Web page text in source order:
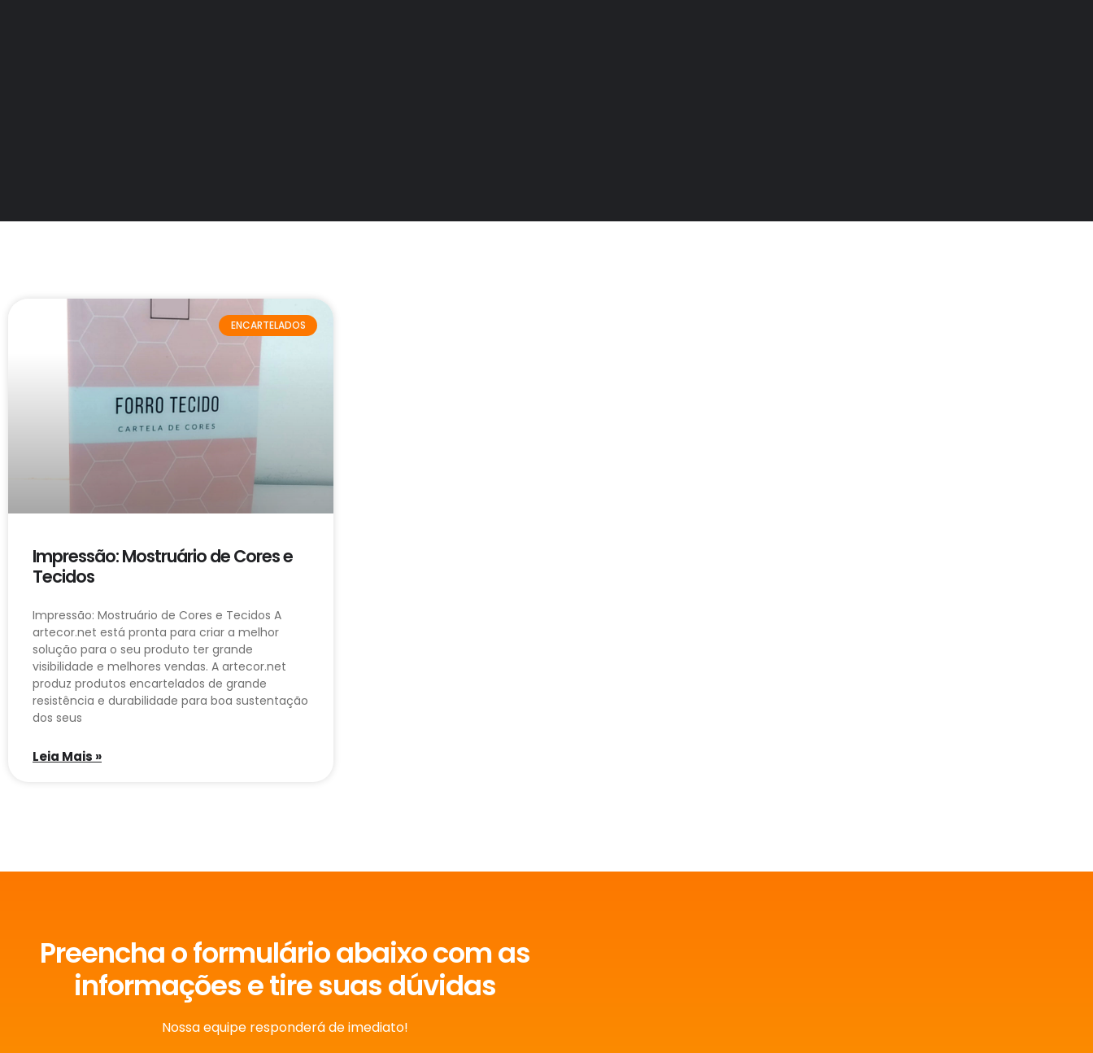
ENCARTELADOS
Impressão: Mostruário de Cores e
Tecidos
Impressão: Mostruário de Cores e Tecidos A
artecor.net está pronta para criar a melhor
solução para o seu produto ter grande
visibilidade e melhores vendas. A artecor.net
produz produtos encartelados de grande
resistência e durabilidade para boa sustentação
dos seus
Leia Mais »
Preencha o formulário abaixo com as
informações e tire suas dúvidas
Nossa equipe responderá de imediato!